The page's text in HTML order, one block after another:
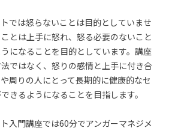
では怒らないことは目的としていませ
とは上手に怒れ、怒る必要のないこと
になることを目的としています。講座
ではなく、怒りの感情と上手に付き合
周りの人にとって長期的に健康的なセ
きるようになることを目指します。
入門講座では60分でアンガーマネジメ